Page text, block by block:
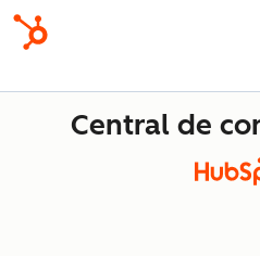
Central de